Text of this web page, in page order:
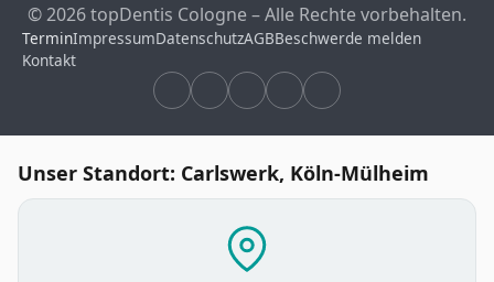
© 2026 topDentis Cologne – Alle Rechte vorbehalten.
TerminImpressumDatenschutzAGBBeschwerde melden
Kontakt
Unser Standort: Carlswerk, Köln-Mülheim